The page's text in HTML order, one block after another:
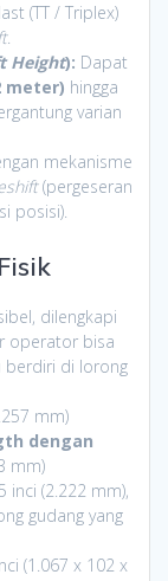
(TT / Triplex)
.
Height): Dapat
meter) hingga
varian
mekanisme
(pergeseran
posisi).
dilengkapi
operator bisa
berdiri di lorong
mm)
dengan
mm)
inci (2.222 mm),
gudang yang
(1.067 x 102 x